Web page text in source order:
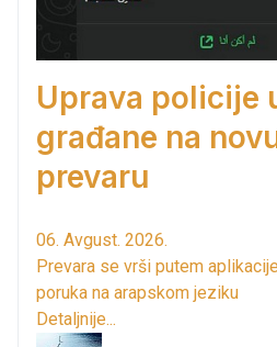
Uprava policije
građane na
prevaru
06. Avgust. 2026.
Prevara se vrši putem
poruka na arapskom jeziku
Detaljnije...